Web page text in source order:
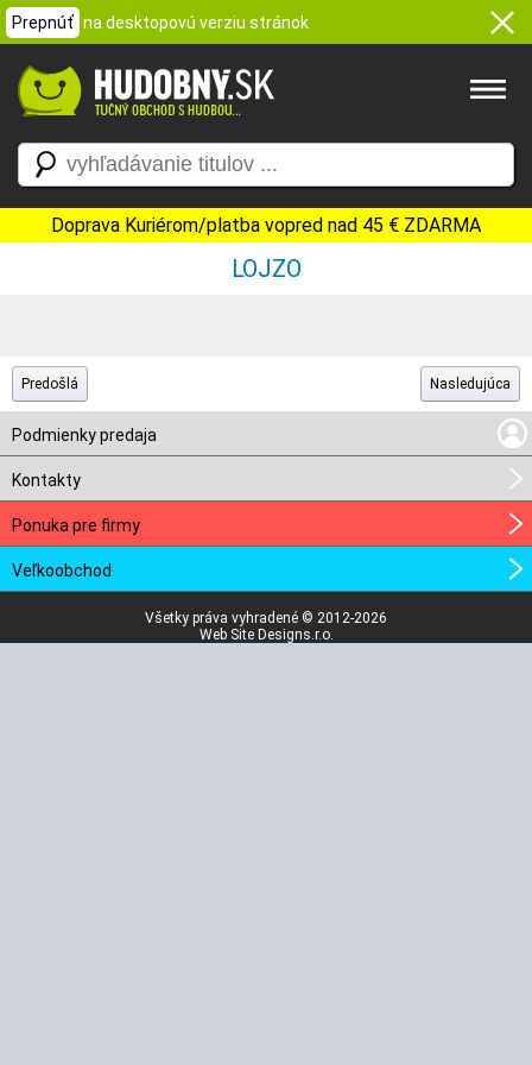
Prepnúť na desktopovú verziu stránok
Doprava Kuriérom/platba vopred nad 45 € ZDARMA
LOJZO
Predošlá Nasledujúca
Podmienky predaja
Kontakty
Ponuka pre firmy
Veľkoobchod
Všetky práva vyhradené © 2012-2026
Web Site Designs.r.o.